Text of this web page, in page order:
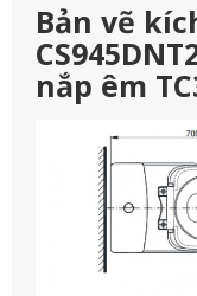
Bản vẽ
nắp êm